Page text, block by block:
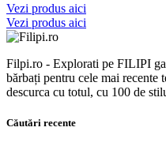
Vezi produs aici
Vezi produs aici
Filpi.ro - Explorati pe FILIPI
bărbați pentru cele mai recente
descurca cu totul, cu 100 de
Căutări recente